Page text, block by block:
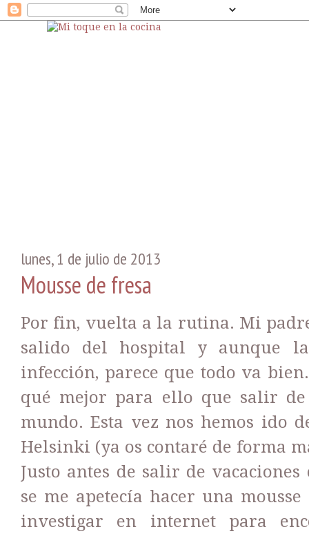
lunes, 1 de julio de 2013
Mousse de fresa
Por fin, vuelta a la rutina. Mi
salido del hospital y aunque
infección, parece que todo va
qué mejor para ello que salir de
mundo. Esta vez nos hemos ido
Helsinki (ya os contaré de forma
Justo antes de salir de
se me apetecía hacer una
investigar en internet para